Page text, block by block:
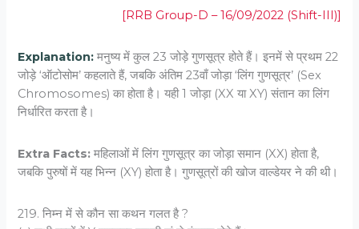
[RRB Group-D – 16/09/2022 (Shift-III)]
Explanation: मनुष्य में कुल 23 जोड़े गुणसूत्र होते हैं। इनमें से प्रथम 22
जोड़े ‘ऑटोसोम’ कहलाते हैं, जबकि अंतिम 23वाँ जोड़ा ‘लिंग गुणसूत्र’ (Sex
Chromosomes) का होता है। यही 1 जोड़ा (XX या XY) संतान का लिंग
निर्धारित करता है।
Extra Facts: महिलाओं में लिंग गुणसूत्र का जोड़ा समान (XX) होता है,
जबकि पुरुषों में यह भिन्न (XY) होता है। गुणसूत्रों की खोज वाल्डेयर ने की थी।
219. निम्न में से कौन सा कथन गलत है ?